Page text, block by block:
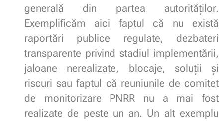
generală din partea autorităților.
Exemplificăm aici faptul că nu există
raportări publice regulate, dezbateri
transparente privind stadiul implementării,
jaloane nerealizate, blocaje, soluții și
riscuri sau faptul că reuniunile de comitet
de monitorizare PNRR nu a mai fost
realizate de peste un an. Un alt exemplu